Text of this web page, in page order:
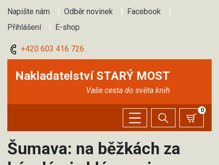
Napište nám | Odběr novinek | Facebook
|
Přihlášení
| E-shop
+420 603 416 726
Nakladatelství STARÝ MOST
Vaše cesta do světa knih
0
Šumava: na běžkách za